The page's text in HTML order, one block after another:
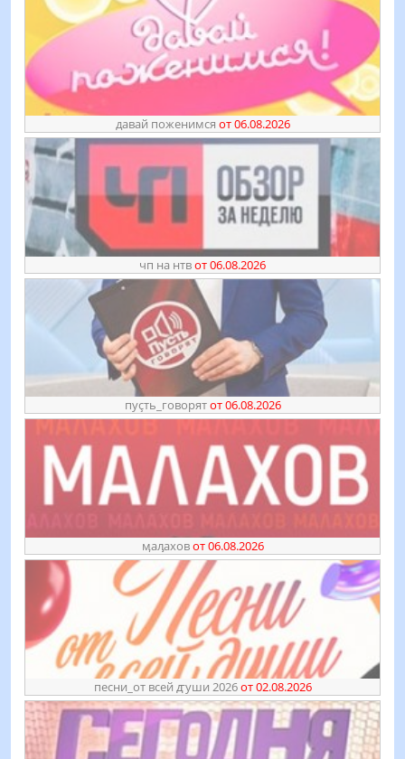
давай поженимся от 06.08.2026
чп на нтвот 06.08.2026
пуҫть_говорятот 06.08.2026
ӎаԓаховот 06.08.2026
песни_от всей ꙣуши 2026от 02.08.2026